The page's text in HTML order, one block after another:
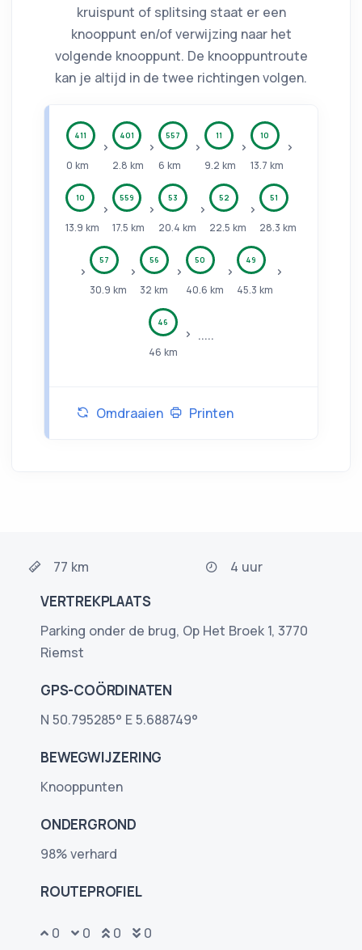
kruispunt of splitsing staat er een
knooppunt en/of verwijzing naar het
volgende knooppunt. De knooppuntroute
kan je altijd in de twee richtingen volgen.
411
0 km
401
2.8 km
557
6 km
11
9.2 km
10
13.7 km
10
13.9 km
559
17.5 km
53
20.4 km
52
22.5 km
51
28.3 km
57
30.9 km
56
32 km
50
40.6 km
49
45.3 km
46
46 km
.....
Omdraaien Printen
77 km 4 uur
VERTREKPLAATS
Parking onder de brug, Op Het Broek 1, 3770
Riemst
GPS-COÖRDINATEN
N 50.795285° E 5.688749°
BEWEGWIJZERING
Knooppunten
ONDERGROND
98% verhard
ROUTEPROFIEL
0 0 0 0
411
401
557
111010
559